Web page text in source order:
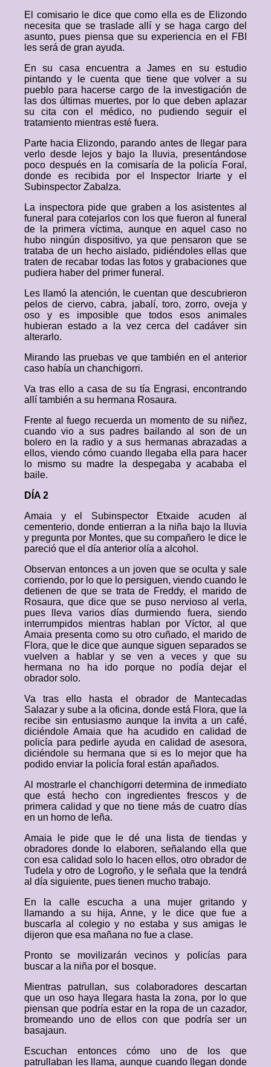
El comisario le dice que como ella es de Elizondo
necesita que se traslade allí y se haga cargo del
asunto, pues piensa que su experiencia en el FBI
les será de gran ayuda.
En su casa encuentra a James en su estudio
pintando y le cuenta que tiene que volver a su
pueblo para hacerse cargo de la investigación de
las dos últimas muertes, por lo que deben aplazar
su cita con el médico, no pudiendo seguir el
tratamiento mientras esté fuera.
Parte hacia Elizondo, parando antes de llegar para
verlo desde lejos y bajo la lluvia, presentándose
poco después en la comisaría de la policía Foral,
donde es recibida por el Inspector Iriarte y el
Subinspector Zabalza.
La inspectora pide que graben a los asistentes al
funeral para cotejarlos con los que fueron al funeral
de la primera víctima, aunque en aquel caso no
hubo ningún dispositivo, ya que pensaron que se
trataba de un hecho aislado, pidiéndoles ellas que
traten de recabar todas las fotos y grabaciones que
pudiera haber del primer funeral.
Les llamó la atención, le cuentan que descubrieron
pelos de ciervo, cabra, jabalí, toro, zorro, oveja y
oso y es imposible que todos esos animales
hubieran estado a la vez cerca del cadáver sin
alterarlo.
Mirando las pruebas ve que también en el anterior
caso había un chanchigorri.
Va tras ello a casa de su tía Engrasi, encontrando
allí también a su hermana Rosaura.
Frente al fuego recuerda un momento de su niñez,
cuando vio a sus padres bailando al son de un
bolero en la radio y a sus hermanas abrazadas a
ellos, viendo cómo cuando llegaba ella para hacer
lo mismo su madre la despegaba y acababa el
baile.
DÍA 2
Amaia y el Subinspector Etxaide acuden al
cementerio, donde entierran a la niña bajo la lluvia
y pregunta por Montes, que su compañero le dice le
pareció que el día anterior olía a alcohol.
Observan entonces a un joven que se oculta y sale
corriendo, por lo que lo persiguen, viendo cuando le
detienen de que se trata de Freddy, el marido de
Rosaura, que dice que se puso nervioso al verla,
pues lleva varios días durmiendo fuera, siendo
interrumpidos mientras hablan por Víctor, al que
Amaia presenta como su otro cuñado, el marido de
Flora, que le dice que aunque siguen separados se
vuelven a hablar y se ven a veces y que su
hermana no ha ido porque no podía dejar el
obrador solo.
Va tras ello hasta el obrador de Mantecadas
Salazar y sube a la oficina, donde está Flora, que la
recibe sin entusiasmo aunque la invita a un café,
diciéndole Amaia que ha acudido en calidad de
policía para pedirle ayuda en calidad de asesora,
diciéndole su hermana que si es lo mejor que ha
podido enviar la policía foral están apañados.
Al mostrarle el chanchigorri determina de inmediato
que está hecho con ingredientes frescos y de
primera calidad y que no tiene más de cuatro días
en un horno de leña.
Amaia le pide que le dé una lista de tiendas y
obradores donde lo elaboren, señalando ella que
con esa calidad solo lo hacen ellos, otro obrador de
Tudela y otro de Logroño, y le señala que la tendrá
al día siguiente, pues tienen mucho trabajo.
En la calle escucha a una mujer gritando y
llamando a su hija, Anne, y le dice que fue a
buscarla al colegio y no estaba y sus amigas le
dijeron que esa mañana no fue a clase.
Pronto se movilizarán vecinos y policías para
buscar a la niña por el bosque.
Mientras patrullan, sus colaboradores descartan
que un oso haya llegara hasta la zona, por lo que
piensan que podría estar en la ropa de un cazador,
bromeando uno de ellos con que podría ser un
basajaun.
Escuchan entonces cómo uno de los que
patrullaban les llama, aunque cuando llegan donde